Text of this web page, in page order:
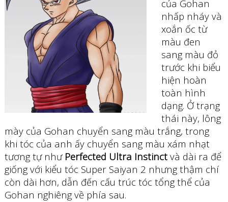
của Gohan
nhấp nháy và
xoắn ốc từ
màu đen
sang màu đỏ
trước khi biểu
hiện hoàn
toàn hình
dạng. Ở trạng
thái này, lông
mày của Gohan chuyển sang màu trắng, trong
khi tóc của anh ấy chuyển sang màu xám nhạt
tương tự như Perfected Ultra Instinctvà dài ra để
giống với kiểu tóc Super Saiyan 2 nhưng thậm chí
còn dài hơn, dẫn đến cấu trúc tóc tổng thể của
Gohan nghiêng về phía sau.